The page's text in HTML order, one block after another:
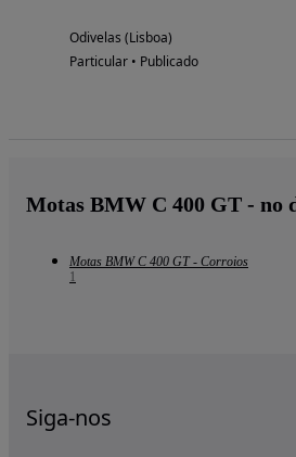
Odivelas (Lisboa)
Particular • Publicado
Motas BMW C 400 GT - no
Motas BMW C 400 GT - Corroios
1
Siga-nos